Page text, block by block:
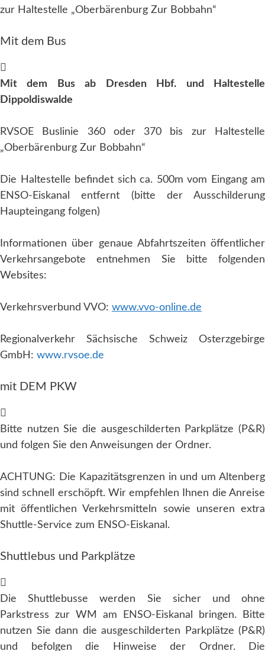
zur Haltestelle „Oberbärenburg Zur Bobbahn“
Mit dem Bus
Mit dem Bus ab Dresden Hbf. und Haltestelle
Dippoldiswalde
RVSOE Buslinie 360 oder 370 bis zur Haltestelle
„Oberbärenburg Zur Bobbahn“
Die Haltestelle befindet sich ca. 500m vom Eingang am
ENSO-Eiskanal entfernt (bitte der Ausschilderung
Haupteingang folgen)
Informationen über genaue Abfahrtszeiten öffentlicher
Verkehrsangebote entnehmen Sie bitte folgenden
Websites:
Verkehrsverbund VVO: www.vvo-online.de
Regionalverkehr Sächsische Schweiz Osterzgebirge
GmbH: www.rvsoe.de
mit DEM PKW
Bitte nutzen Sie die ausgeschilderten Parkplätze (P&R)
und folgen Sie den Anweisungen der Ordner.
ACHTUNG: Die Kapazitätsgrenzen in und um Altenberg
sind schnell erschöpft. Wir empfehlen Ihnen die Anreise
mit öffentlichen Verkehrsmitteln sowie unseren extra
Shuttle-Service zum ENSO-Eiskanal.
Shuttlebus und Parkplätze
Die Shuttlebusse werden Sie sicher und ohne
Parkstress zur WM am ENSO-Eiskanal bringen. Bitte
nutzen Sie dann die ausgeschilderten Parkplätze (P&R)
und befolgen die Hinweise der Ordner. Die